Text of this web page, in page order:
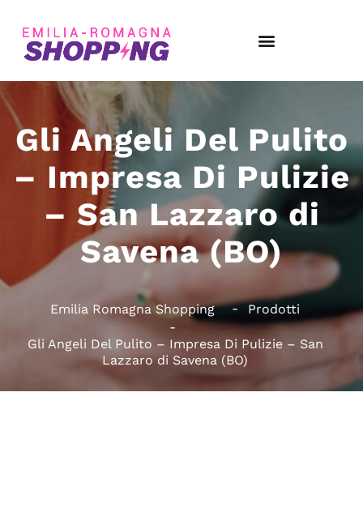
Gli Angeli Del Pulito
– Impresa Di Pulizie
– San Lazzaro di
Savena (BO)
Emilia Romagna Shopping Prodotti
Gli Angeli Del Pulito – Impresa Di Pulizie – San
Lazzaro di Savena (BO)